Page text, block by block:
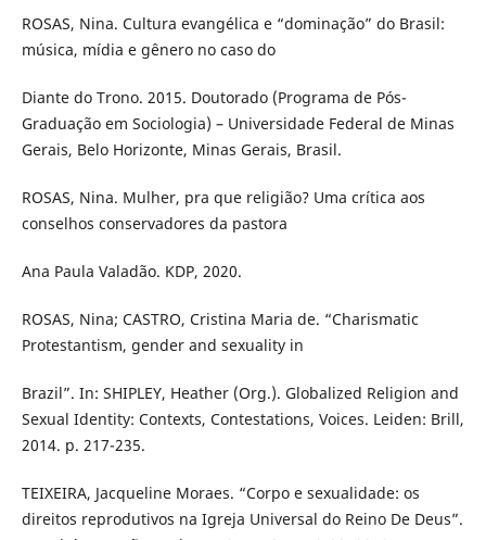
ROSAS, Nina. Cultura evangélica e “dominação” do Brasil:
música, mídia e gênero no caso do
Diante do Trono. 2015. Doutorado (Programa de Pós-
Graduação em Sociologia) – Universidade Federal de Minas
Gerais, Belo Horizonte, Minas Gerais, Brasil.
ROSAS, Nina. Mulher, pra que religião? Uma crítica aos
conselhos conservadores da pastora
Ana Paula Valadão. KDP, 2020.
ROSAS, Nina; CASTRO, Cristina Maria de. “Charismatic
Protestantism, gender and sexuality in
Brazil”. In: SHIPLEY, Heather (Org.). Globalized Religion and
Sexual Identity: Contexts, Contestations, Voices. Leiden: Brill,
2014. p. 217-235.
TEIXEIRA, Jacqueline Moraes. “Corpo e sexualidade: os
direitos reprodutivos na Igreja Universal do Reino De Deus”.